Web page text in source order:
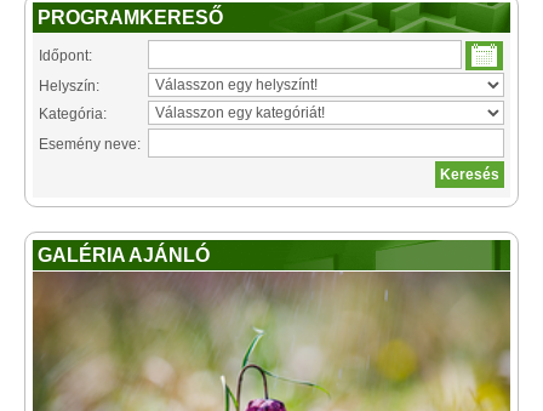
PROGRAMKERESŐ
Időpont:
Helyszín:
Kategória:
Esemény neve:
GALÉRIA AJÁNLÓ